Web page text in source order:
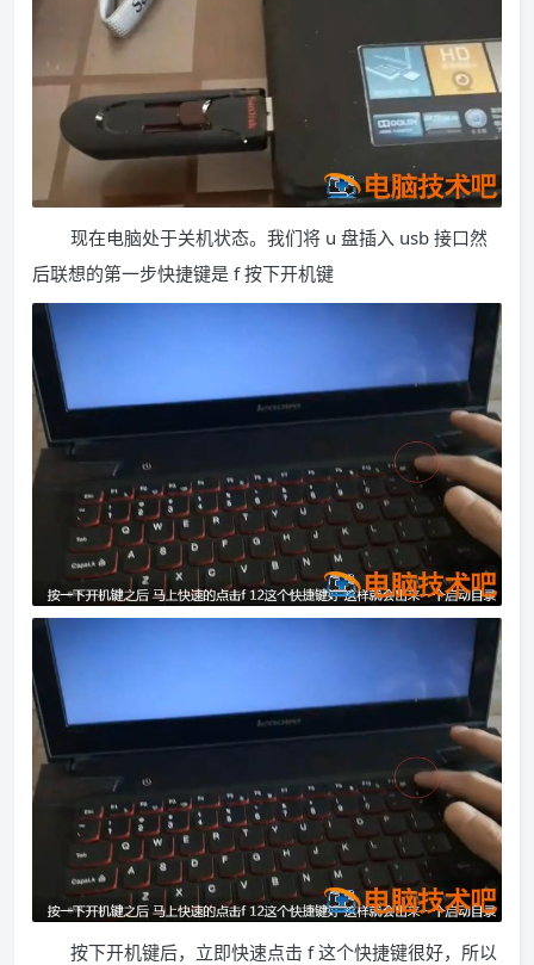
现在电脑处于关机状态。我们将 u 盘插入 usb 接口然
后联想的第一步快捷键是 f 按下开机键
按下开机键后，立即快速点击 f 这个快捷键很好，所以